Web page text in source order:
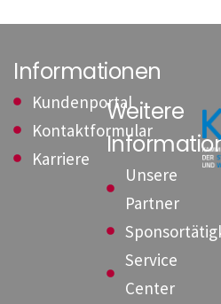
Informationen
Kundenportal
Kontaktformular
Karriere
Weitere
Unsere
Partner
Service
Center